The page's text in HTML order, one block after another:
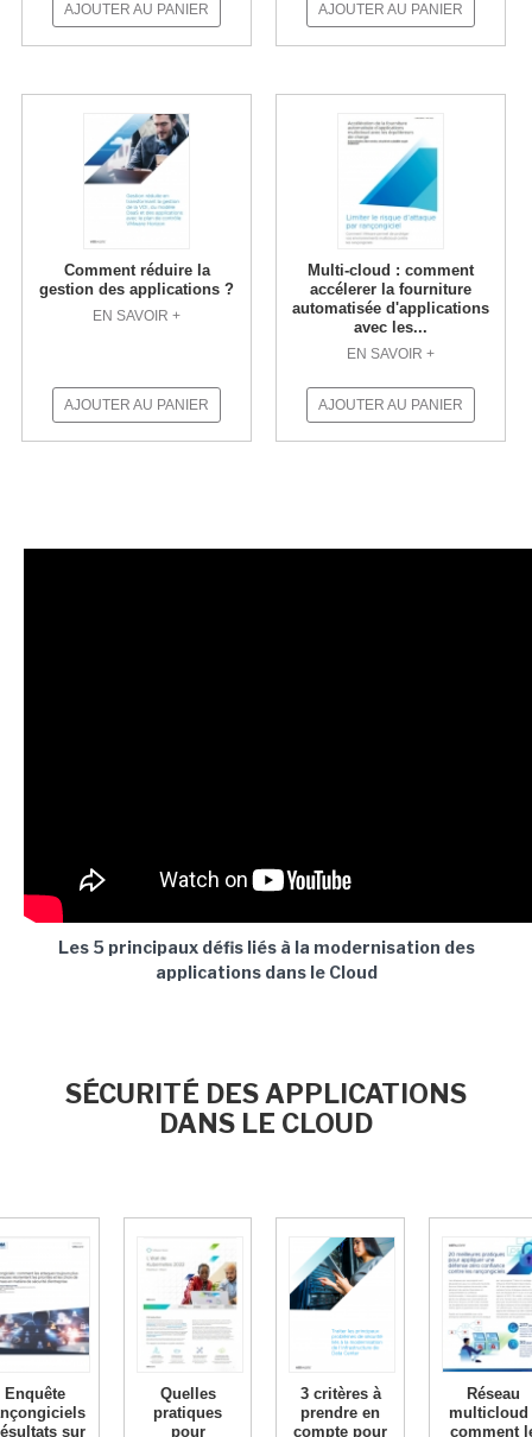
AJOUTER AU PANIER AJOUTER AU PANIER
Comment réduire la
gestion des applications ?
EN SAVOIR +
AJOUTER AU PANIER
Multi-cloud : comment
accélerer la fourniture
automatisée d'applications
avec les...
EN SAVOIR +
AJOUTER AU PANIER
Les 5 principaux défis liés à la modernisation des
applications dans le Cloud
SÉCURITÉ DES APPLICATIONS
DANS LE CLOUD
Enquête
sur
Quelles
pratiques
pour
3 critères à
prendre en
compte pour
Réseau
multicloud
comment